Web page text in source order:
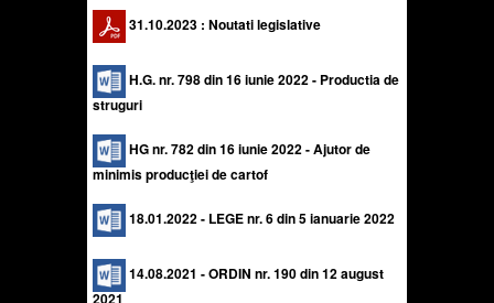
31.10.2023 : Noutati legislative
H.G. nr. 798 din 16 iunie 2022 - Productia de
struguri
HG nr. 782 din 16 iunie 2022 - Ajutor de
minimis producţiei de cartof
18.01.2022 - LEGE nr. 6 din 5 ianuarie 2022
14.08.2021 -ORDIN nr. 190 din 12 august
2021